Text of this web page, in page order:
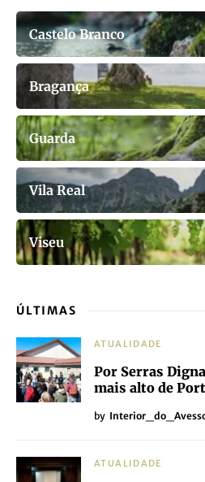
Castelo Branco
Bragança
Guarda
Vila Real
Viseu
ÚLTIMAS
ATUALIDADE
Por Serras
mais alto de
by
ATUALIDADE